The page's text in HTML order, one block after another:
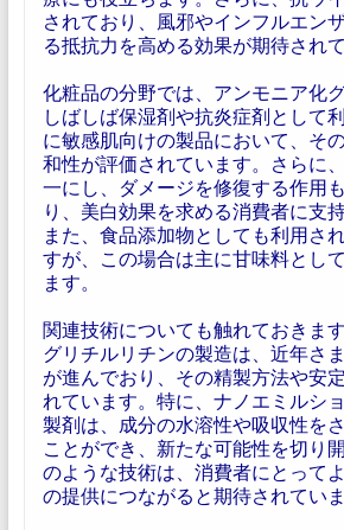
されており、風邪やインフルエン
る抵抗力を高める効果が期待されて
化粧品の分野では、アンモニア化
しばしば保湿剤や抗炎症剤として
に敏感肌向けの製品において、そ
和性が評価されています。さらに
一にし、ダメージを修復する作用
り、美白効果を求める消費者に支
また、食品添加物としても利用さ
すが、この場合は主に甘味料とし
ます。
関連技術についても触れておきま
グリチルリチンの製造は、近年さ
が進んでおり、その精製方法や安
れています。特に、ナノエミルシ
製剤は、成分の水溶性や吸収性を
ことができ、新たな可能性を切り
のような技術は、消費者にとって
の提供につながると期待されていま